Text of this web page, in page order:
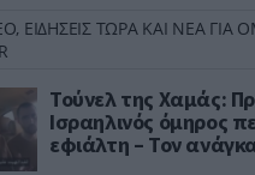
ΕΙΔΗΣΕΙΣ ΤΩΡΑ ΚΑΙ ΝΕΑ
Τούνελ της Χαμάς:
Ισραηλινός όμηρος
εφιάλτη – Τον